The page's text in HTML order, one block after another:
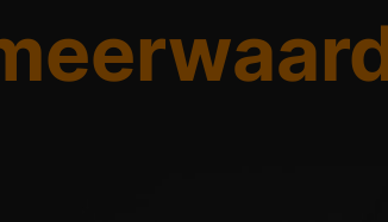
Opslaan Accepteer alleen
basisfuncties mogelijk en zijn noodzakelijk voor de